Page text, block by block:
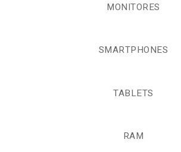
MONITORES
SMARTPHONES
TABLETS
RAM